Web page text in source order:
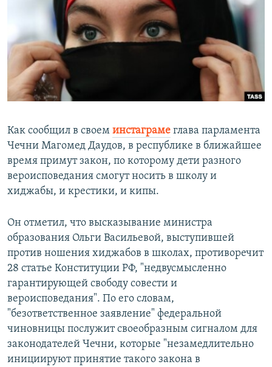
РАСПИСАНИЕ ВЕЩАНИЯ
ПОДПИШИТЕСЬ НА РАССЫЛКУ
СОЦИАЛЬНЫЕ СЕТИ
Все сайты РСЕ/РС
Как сообщил в своем инстаграме глава парламента
Чечни Магомед Даудов, в республике в ближайшее
время примут закон, по которому дети разного
вероисповедания смогут носить в школу и
хиджабы, и крестики, и кипы.
Он отметил, что высказывание министра
образования Ольги Васильевой, выступившей
против ношения хиджабов в школах, противоречит
28 статье Конституции РФ, "недвусмысленно
гарантирующей свободу совести и
вероисповедания". По его словам,
"безответственное заявление" федеральной
чиновницы послужит своеобразным сигналом для
законодателей Чечни, которые "незамедлительно
инициируют принятие такого закона в